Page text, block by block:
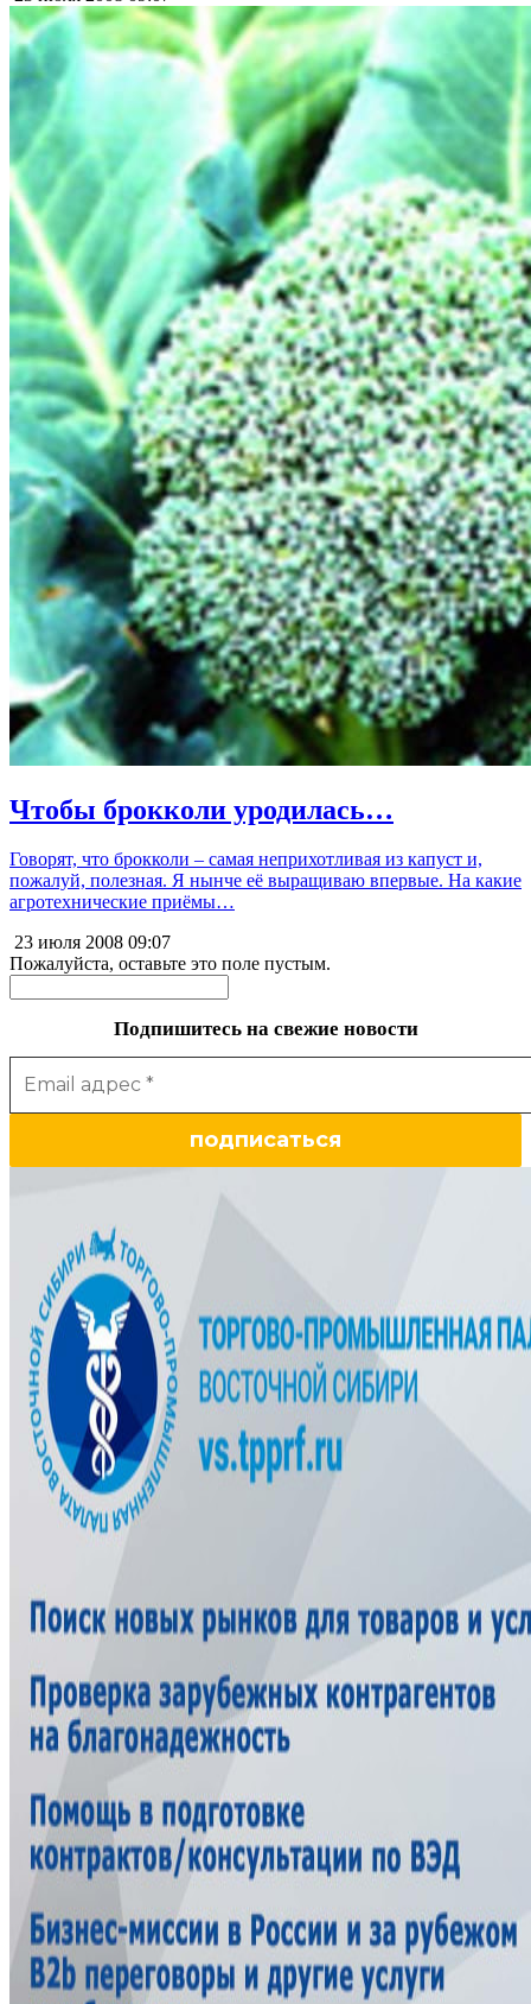
Чтобы брокколи уродилась…
Говорят, что брокколи – самая неприхотливая из капуст и,
пожалуй, полезная. Я нынче её выращиваю впервые. На какие
агротехнические приёмы…
23 июля 2008 09:07
Пожалуйста, оставьте это поле пустым.
Подпишитесь на свежие новости